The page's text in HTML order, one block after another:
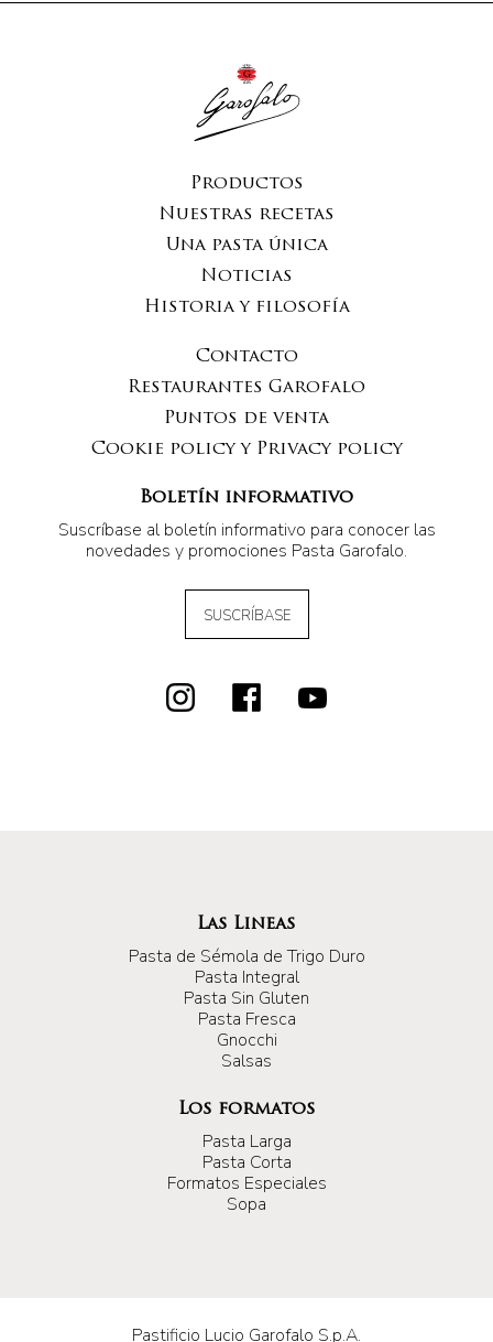
Productos
Nuestras recetas
Una pasta única
Noticias
Historia y filosofía
Contacto
Restaurantes Garofalo
Puntos de venta
Cookie policy y Privacy policy
Boletín informativo
Suscríbase al boletín informativo para conocer las
novedades y promociones Pasta Garofalo.
SUSCRÍBASE
Las Lineas
Pasta de Sémola de Trigo Duro
Pasta Integral
Pasta Sin Gluten
Pasta Fresca
Gnocchi
Salsas
Los formatos
Pasta Larga
Pasta Corta
Formatos Especiales
Sopa
Pastificio Lucio Garofalo S.p.A.